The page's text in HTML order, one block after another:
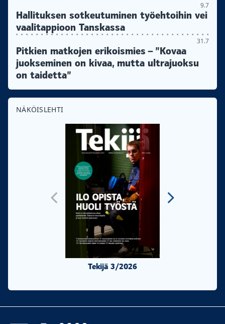
9.7
Hallituksen sotkeutuminen työehtoihin vei
vaalitappioon Tanskassa
31.7
Pitkien matkojen erikoismies – ”Kovaa
juokseminen on kivaa, mutta ultrajuoksu
on taidetta”
NÄKÖISLEHTI
Tekijä 3/2026